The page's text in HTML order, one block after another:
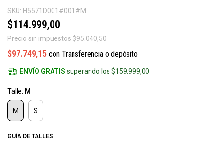
SKU: H5571D001#001#M
$114.999,00
Precio sin impuestos $95.040,50
$97.749,15 con Transferencia o depósito
ENVÍO GRATIS superando los$159.999,00
Talle: M
M S
GUÍA DE TALLES